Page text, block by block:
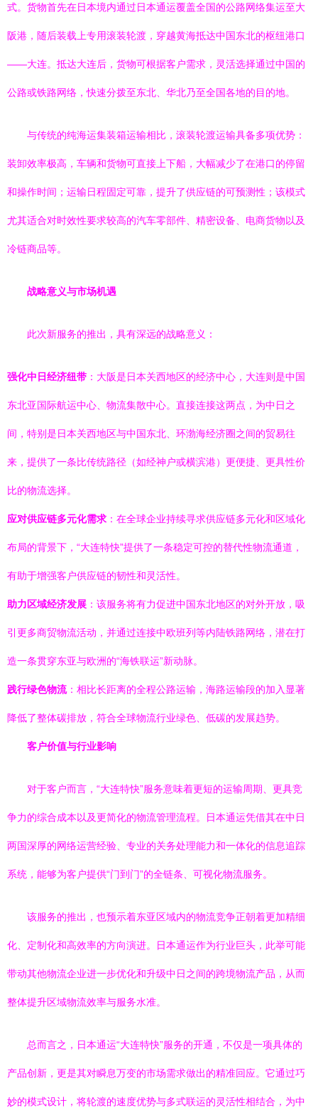
式。货物首先在日本境内通过日本通运覆盖全国的公路网络集运至大
阪港，随后装载上专用滚装轮渡，穿越黄海抵达中国东北的枢纽港口
——大连。抵达大连后，货物可根据客户需求，灵活选择通过中国的
公路或铁路网络，快速分拨至东北、华北乃至全国各地的目的地。
与传统的纯海运集装箱运输相比，滚装轮渡运输具备多项优势：
装卸效率极高，车辆和货物可直接上下船，大幅减少了在港口的停留
和操作时间；运输日程固定可靠，提升了供应链的可预测性；该模式
尤其适合对时效性要求较高的汽车零部件、精密设备、电商货物以及
冷链商品等。
战略意义与市场机遇
此次新服务的推出，具有深远的战略意义：
强化中日经济纽带 ：大阪是日本关西地区的经济中心，大连则是中国
东北亚国际航运中心、物流集散中心。直接连接这两点，为中日之
间，特别是日本关西地区与中国东北、环渤海经济圈之间的贸易往
来，提供了一条比传统路径（如经神户或横滨港）更便捷、更具性价
比的物流选择。
应对供应链多元化需求 ：在全球企业持续寻求供应链多元化和区域化
布局的背景下，“大连特快”提供了一条稳定可控的替代性物流通道，
有助于增强客户供应链的韧性和灵活性。
助力区域经济发展 ：该服务将有力促进中国东北地区的对外开放，吸
引更多商贸物流活动，并通过连接中欧班列等内陆铁路网络，潜在打
造一条贯穿东亚与欧洲的“海铁联运”新动脉。
践行绿色物流：相比长距离的全程公路运输，海路运输段的加入显著
降低了整体碳排放，符合全球物流行业绿色、低碳的发展趋势。
客户价值与行业影响
对于客户而言，“大连特快”服务意味着更短的运输周期、更具竞
争力的综合成本以及更简化的物流管理流程。日本通运凭借其在中日
两国深厚的网络运营经验、专业的关务处理能力和一体化的信息追踪
系统，能够为客户提供“门到门”的全链条、可视化物流服务。
该服务的推出，也预示着东亚区域内的物流竞争正朝着更加精细
化、定制化和高效率的方向演进。日本通运作为行业巨头，此举可能
带动其他物流企业进一步优化和升级中日之间的跨境物流产品，从而
整体提升区域物流效率与服务水准。
总而言之，日本通运“大连特快”服务的开通，不仅是一项具体的
产品创新，更是其对瞬息万变的市场需求做出的精准回应。它通过巧
妙的模式设计，将轮渡的速度优势与多式联运的灵活性相结合，为中